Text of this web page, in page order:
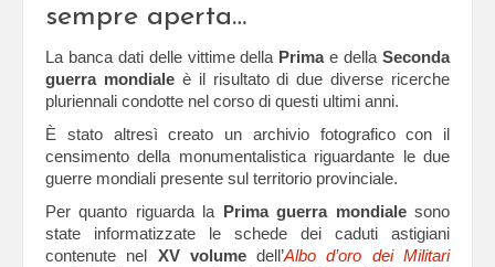
sempre aperta…
La banca dati delle vittime della Primae dellaSeconda
guerra mondialeè il risultato di due diverse ricerche
pluriennali condotte nel corso di questi ultimi anni.
È stato altresì creato un archivio fotografico con il
censimento della monumentalistica riguardante le due
guerre mondiali presente sul territorio provinciale.
Per quanto riguarda la Prima guerra mondialesono
state informatizzate le schede dei caduti astigiani
contenute nel XV volumedell’Albo d’oro dei Militari